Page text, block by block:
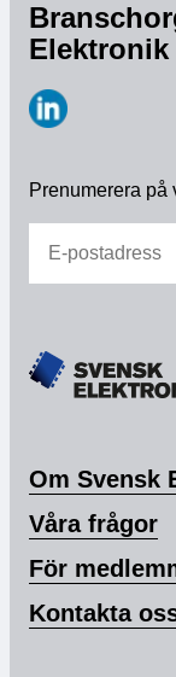
Elektronik
Prenumerera på
Om Svensk
Våra frågor
För
Kontakta